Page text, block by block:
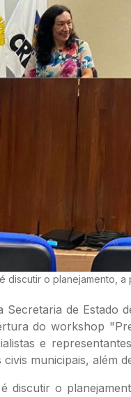
discutir o planejamento,
de Estado
do workshop
e
municipais, além
discutir o